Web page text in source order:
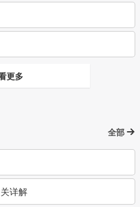
更多
全部
详解